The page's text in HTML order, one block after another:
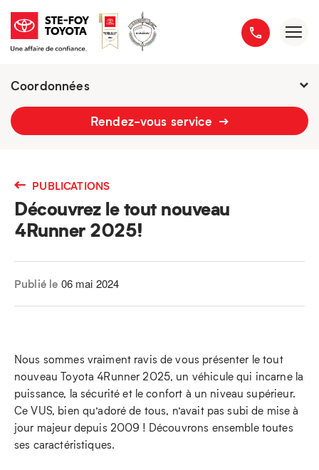
Coordonnées
2777 boulevard du Versant-Nord
Rendez-vous service
PUBLICATIONS
Découvrez le tout nouveau
4Runner 2025!
Publié le 06 mai 2024
Nous sommes vraiment ravis de vous présenter le tout
nouveau Toyota 4Runner 2025, un véhicule qui incarne la
puissance, la sécurité et le confort à un niveau supérieur.
Ce VUS, bien qu’adoré de tous, n’avait pas subi de mise à
jour majeur depuis 2009 ! Découvrons ensemble toutes
ses caractéristiques.